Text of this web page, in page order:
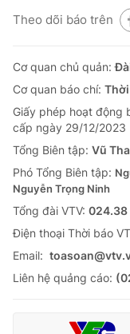
Theo dõi báo trên
Cơ quan chủ quản:
Cơ quan báo chí:
Giấy phép hoạt động
cấp ngày 29/12/2023
Tổng Biên tập: Vũ
Phó Tổng Biên tập:
Nguyễn Trọng Ninh
Tổng đài VTV: 024.38
Ðiện thoại Thời báo
Email:
Liên hệ quảng cáo: